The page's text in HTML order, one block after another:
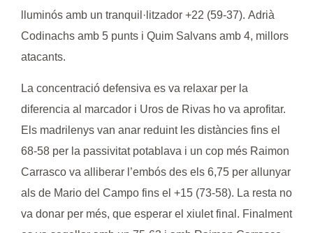
lluminós amb un tranquil·litzador +22 (59-37). Adrià
Codinachs amb 5 punts i Quim Salvans amb 4, millors
atacants.
La concentració defensiva es va relaxar per la
diferencia al marcador i Uros de Rivas ho va aprofitar.
Els madrilenys van anar reduint les distàncies fins el
68-58 per la passivitat potablava i un cop més Raimon
Carrasco va alliberar l’embós des els 6,75 per allunyar
als de Mario del Campo fins el +15 (73-58). La resta no
va donar per més, que esperar el xiulet final. Finalment